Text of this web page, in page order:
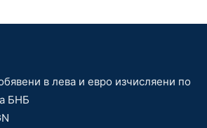
в лева и евро изчисляени по
БНБ